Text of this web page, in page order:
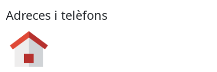
Adreces i telèfons